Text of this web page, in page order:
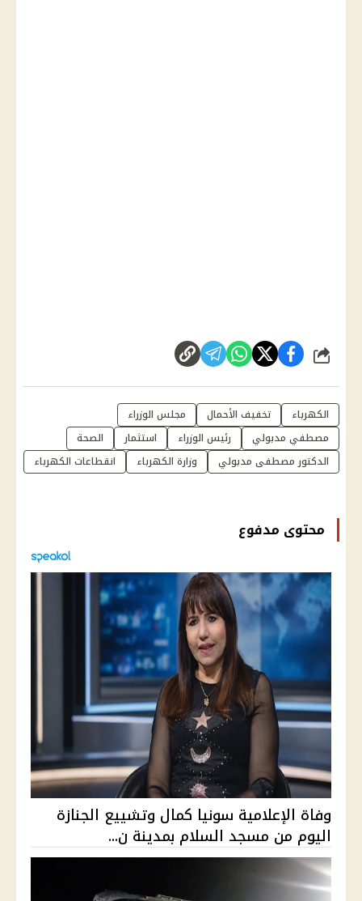
شارك
الكهرباء تخفيف الأحمال
مجلس الوزراء
مصطفي مدبولي
رئيس الوزراء استثمار
الصحة
الدكتور مصطفى مدبولي
وزارة الكهرباء انقطاعات الكهرباء
محتوى مدفوع
وفاة الإعلامية سونيا كمال وتشييع الجنازة
اليوم من مسجد السلام بمدينة ن...